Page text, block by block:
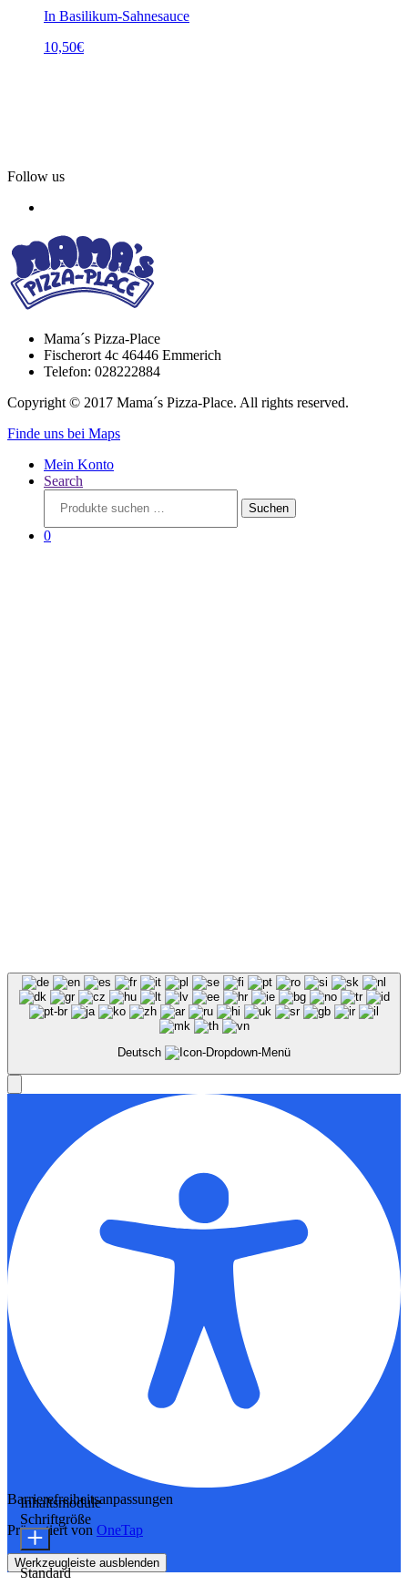
In Basilikum-Sahnesauce
10,50€
Follow us
Mama´s Pizza-Place
Fischerort 4c 46446 Emmerich
Telefon: 028222884
Copyright © 2017 Mama´s Pizza-Place. All rights reserved.
Finde uns bei Maps
Mein Konto
Search
nach:
Suchen
0
Deutsch
Barrierefreiheitsanpassungen
Präsentiert von OneTap
Werkzeugleiste ausblenden
Inhaltsmodule
Schriftgröße
Standard